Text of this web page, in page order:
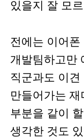
있을지 잘 모
전에는 이어폰
개발팀하고만
직군과도 이
만들어가는
부분을 같이
생각한 것도